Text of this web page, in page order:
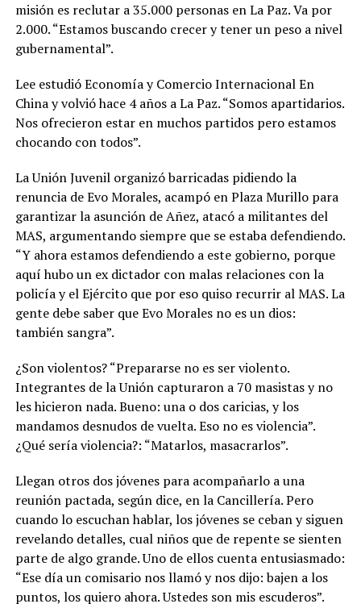
misión es reclutar a 35.000 personas en La Paz. Va por
2.000. “Estamos buscando crecer y tener un peso a nivel
gubernamental”.
Lee estudió Economía y Comercio Internacional En
China y volvió hace 4 años a La Paz. “Somos apartidarios.
Nos ofrecieron estar en muchos partidos pero estamos
chocando con todos”.
La Unión Juvenil organizó barricadas pidiendo la
renuncia de Evo Morales, acampó en Plaza Murillo para
garantizar la asunción de Añez, atacó a militantes del
MAS, argumentando siempre que se estaba defendiendo.
“Y ahora estamos defendiendo a este gobierno, porque
aquí hubo un ex dictador con malas relaciones con la
policía y el Ejército que por eso quiso recurrir al MAS. La
gente debe saber que Evo Morales no es un dios:
también sangra”.
¿Son violentos? “Prepararse no es ser violento.
Integrantes de la Unión capturaron a 70 masistas y no
les hicieron nada. Bueno: una o dos caricias, y los
mandamos desnudos de vuelta. Eso no es violencia”.
¿Qué sería violencia?: “Matarlos, masacrarlos”.
Llegan otros dos jóvenes para acompañarlo a una
reunión pactada, según dice, en la Cancillería. Pero
cuando lo escuchan hablar, los jóvenes se ceban y siguen
revelando detalles, cual niños que de repente se sienten
parte de algo grande. Uno de ellos cuenta entusiasmado:
“Ese día un comisario nos llamó y nos dijo: bajen a los
puntos, los quiero ahora. Ustedes son mis escuderos”.